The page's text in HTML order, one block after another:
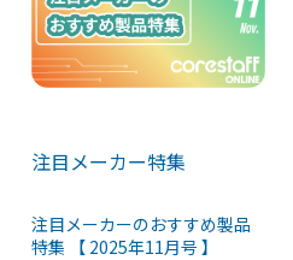
注目メーカー特集
注目メーカーのおすすめ製品
特集 【 2025年11月号 】